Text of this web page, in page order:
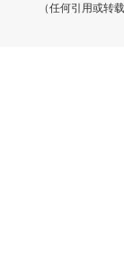
（任何引用或转